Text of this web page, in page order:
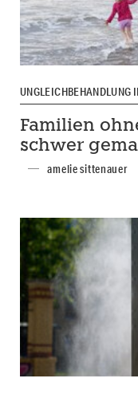
UNGLEICHBEHANDLUNG
Familien
schwer
amelie sittenauer